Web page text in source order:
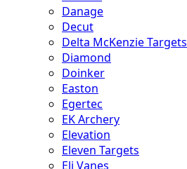
Danage
Decut
Delta McKenzie Targets
Diamond
Doinker
Easton
Egertec
EK Archery
Elevation
Eleven Targets
Eli Vanes